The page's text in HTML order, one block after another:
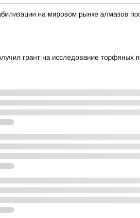
на мировом рынке алмазов
грант на исследование торфяных